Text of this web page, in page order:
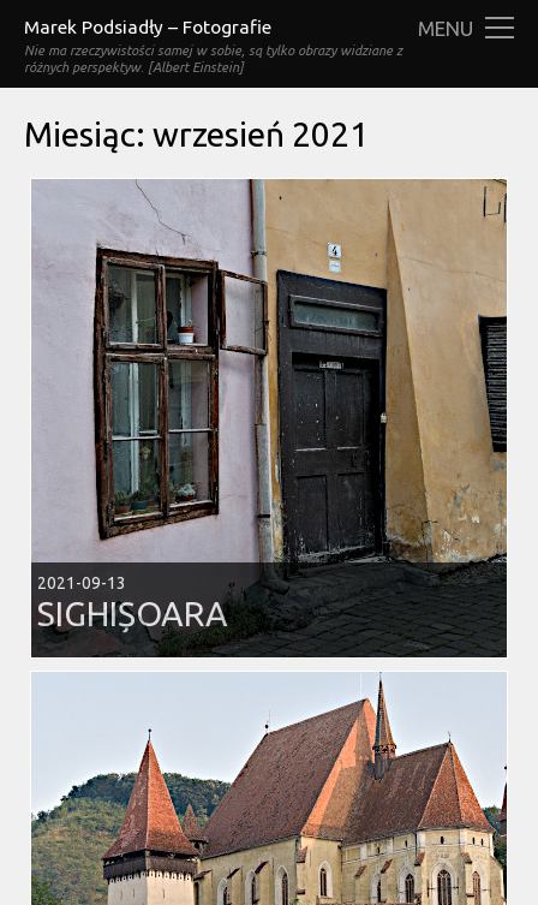
Marek Podsiadły – Fotografie
Nie ma rzeczywistości samej w sobie, są tylko obrazy widziane z
różnych perspektyw. [Albert Einstein]
MENU
Miesiąc: wrzesień 2021
2021-09-13
SIGHIȘOARA